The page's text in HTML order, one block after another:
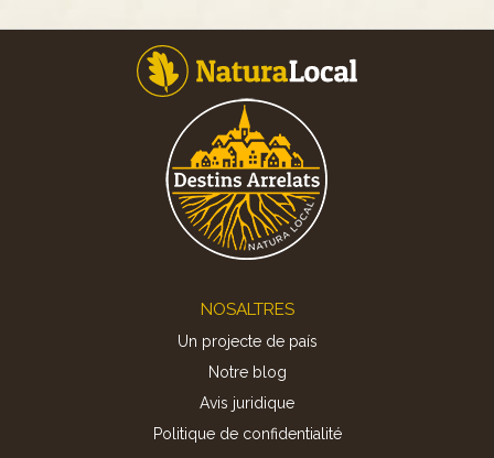
NOSALTRES
Un projecte de país
Notre blog
Avis juridique
Politique de confidentialité